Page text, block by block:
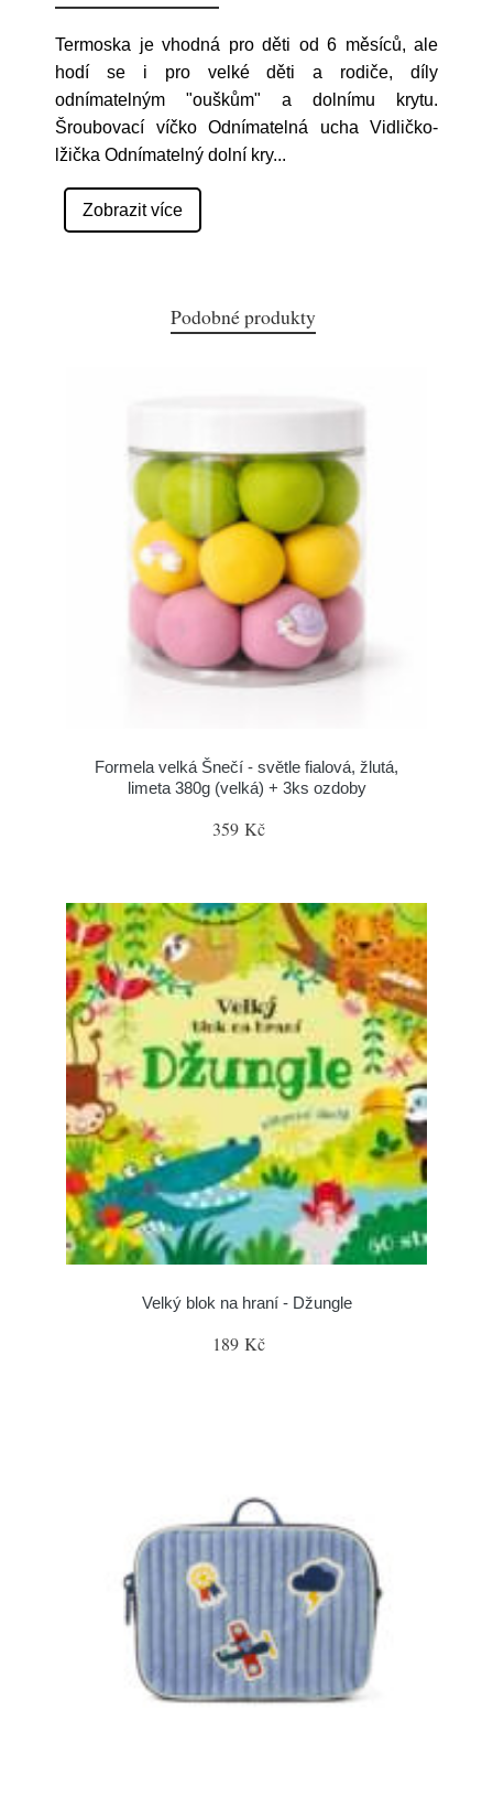
Termoska je vhodná pro děti od 6 měsíců, ale
hodí se i pro velké děti a rodiče, díly
odnímatelným "ouškům" a dolnímu krytu.
Šroubovací víčko Odnímatelná ucha Vidličko-
lžička Odnímatelný dolní kry...
Zobrazit více
Podobné produkty
Formela velká Šnečí - světle fialová, žlutá,
limeta 380g (velká) + 3ks ozdoby
359 Kč
Velký blok na hraní - Džungle
189 Kč